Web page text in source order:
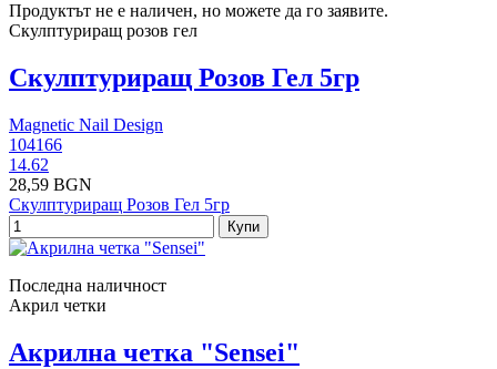
Продуктът не е наличен, но можете да го заявите.
Скулптуриращ розов гел
Скулптуриращ Розов Гел 5гр
Magnetic Nail Design
104166
14.62
28,59 BGN
Скулптуриращ Розов Гел 5гр
Купи
Последна наличност
Акрил четки
Акрилна четка "Sensei"